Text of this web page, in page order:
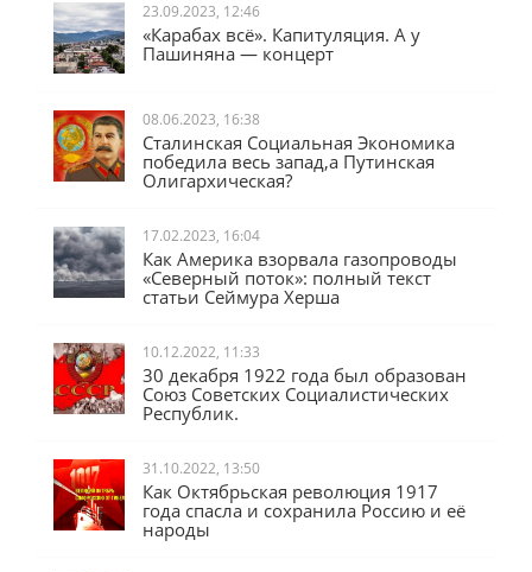
23.09.2023, 12:46
«Карабах всё». Капитуляция. А у
Пашиняна — концерт
08.06.2023, 16:38
Сталинская Социальная Экономика
победила весь запад,а Путинская
Олигархическая?
17.02.2023, 16:04
Как Америка взорвала газопроводы
«Северный поток»: полный текст
статьи Сеймура Херша
10.12.2022, 11:33
30 декабря 1922 года был образован
Союз Советских Социалистических
Республик.
31.10.2022, 13:50
Как Октябрьская революция 1917
года спасла и сохранила Россию и её
народы